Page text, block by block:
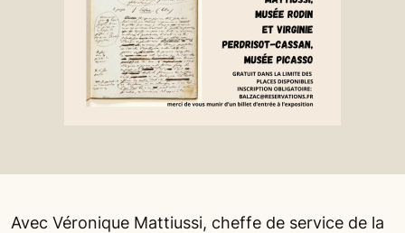
Avec Véronique Mattiussi, cheffe de service de la